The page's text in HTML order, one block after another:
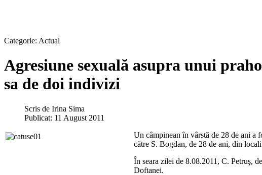
Categorie: Actual
Agresiune sexuală asupra unui
sa de doi indivizi
Scris de Irina Sima
Publicat: 11 August 2011
Un câmpinean în vârstă de 28 de ani
către S. Bogdan, de 28 de ani, din
În seara zilei de 8.08.2011, C. Petruş,
Doftanei.